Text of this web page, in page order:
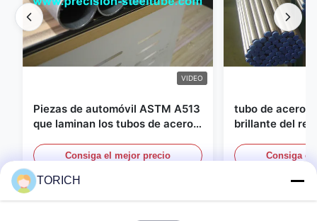
VIDEO
Piezas de automóvil ASTM A513
que laminan los tubos de acero
producción de los DOM
Consiga el mejor precio
tubo de acero
brillante del
sistemasConsiga el
TORICH